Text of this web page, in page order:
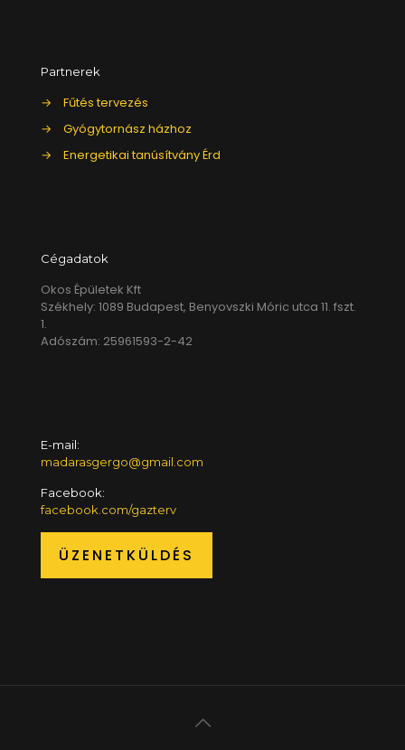
Partnerek
→
Fűtés tervezés
→
Gyógytornász házhoz
→
Energetikai tanúsítvány Érd
Cégadatok
Okos Épületek Kft
Székhely: 1089 Budapest, Benyovszki Móric utca 11. fszt.
1.
Adószám: 25961593-2-42
E-mail:
madarasgergo@gmail.com
Facebook:
facebook.com/gazterv
ÜZENETKÜLDÉS